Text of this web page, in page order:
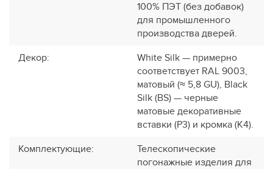
100% ПЭТ (без добавок)
для промышленного
производства дверей.
Декор:
White Silk — примерно
соответствует RAL 9003,
матовый (≈ 5,8 GU), Black
Silk (BS) — черные
матовые декоративные
вставки (P3) и кромка (K4).
Комплектующие:
Телескопические
погонажные изделия для